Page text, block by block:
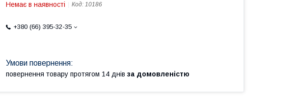
Немає в наявності Код: 10186
+380 (66) 395-32-35
повернення товару протягом 14 днів за домовленістю